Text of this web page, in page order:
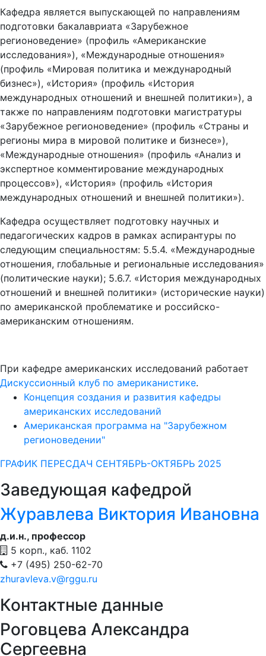
Кафедра является выпускающей по направлениям
подготовки бакалавриата «Зарубежное
регионоведение» (профиль «Американские
исследования»), «Международные отношения»
(профиль «Мировая политика и международный
бизнес»), «История» (профиль «История
международных отношений и внешней политики»), а
также по направлениям подготовки магистратуры
«Зарубежное регионоведение» (профиль «Страны и
регионы мира в мировой политике и бизнесе»),
«Международные отношения» (профиль «Анализ и
экспертное комментирование международных
процессов»), «История» (профиль «История
международных отношений и внешней политики»).
Кафедра осуществляет подготовку научных и
педагогических кадров в рамках аспирантуры по
следующим специальностям: 5.5.4. «Международные
отношения, глобальные и региональные исследования»
(политические науки); 5.6.7. «История международных
отношений и внешней политики» (исторические науки)
по американской проблематике и российско-
американским отношениям.
При кафедре американских исследований работает
Дискуссионный клуб по американистике.
Концепция создания и развития кафедры
американских исследований
Американская программа на "Зарубежном
регионоведении"
ГРАФИК ПЕРЕСДАЧ СЕНТЯБРЬ-ОКТЯБРЬ 2025
Заведующая кафедрой
Журавлева Виктория Ивановна
д.и.н., профессор
5 корп., каб. 1102
+7 (495) 250-62-70
zhuravleva.v@rggu.ru
Контактные данные
Роговцева Александра
Сергеевна